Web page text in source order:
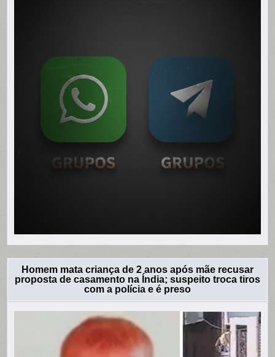
Homem mata criança de 2 anos após mãe recusar
proposta de casamento na Índia; suspeito troca tiros
com a polícia e é preso